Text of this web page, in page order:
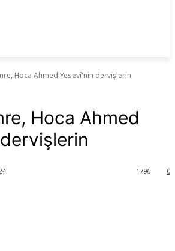
Hoca Ahmed Yesevî'nin dervişlerin
Hoca Ahmed
0
1796